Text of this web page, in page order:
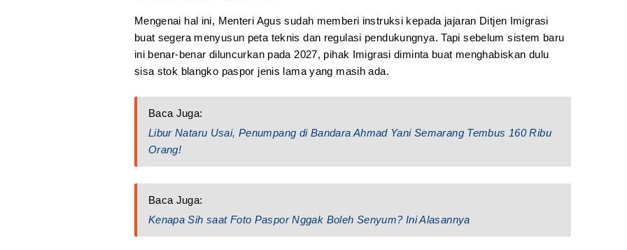
Mengenai hal ini, Menteri Agus sudah memberi instruksi kepada jajaran Ditjen Imigrasi
buat segera menyusun peta teknis dan regulasi pendukungnya. Tapi sebelum sistem baru
ini benar-benar diluncurkan pada 2027, pihak Imigrasi diminta buat menghabiskan dulu
sisa stok blangko paspor jenis lama yang masih ada.
Baca Juga:
Libur Nataru Usai, Penumpang di Bandara Ahmad Yani Semarang Tembus 160 Ribu
Orang!
Baca Juga:
Kenapa Sih saat Foto Paspor Nggak Boleh Senyum? Ini Alasannya